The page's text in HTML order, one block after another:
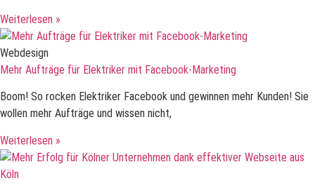
Weiterlesen »
Webdesign
Mehr Aufträge für Elektriker mit Facebook-Marketing
Boom! So rocken Elektriker Facebook und gewinnen mehr Kunden! Sie
wollen mehr Aufträge und wissen nicht,
Weiterlesen »